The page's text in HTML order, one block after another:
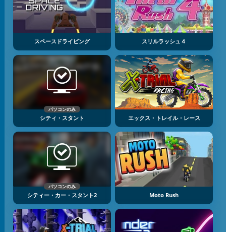
スペースドライビング スリルラッシュ４
パソコンのみ
シティ・スタント エックス・トレイル・レース
パソコンのみ
シティー・カー・スタント2 Moto Rush